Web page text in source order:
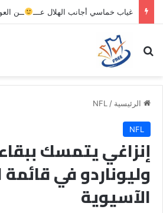
غياب خماسي أجانب الهلال عـــ ــن العودة
بحث عن
الرئيسية /
NFL
NFL
إنزاغي يتمسك
وليوناردو في قائمة
الآسيوية